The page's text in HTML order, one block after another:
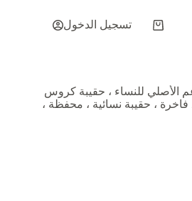
عربة
تسجيل الدخول